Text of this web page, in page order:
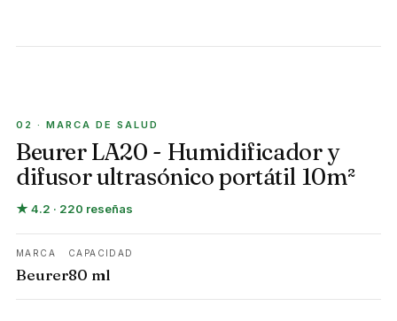
02 · MARCA DE SALUD
Beurer LA20 - Humidificador y
difusor ultrasónico portátil 10m²
★ 4.2 · 220 reseñas
MARCA
Beurer
CAPACIDAD
80 ml